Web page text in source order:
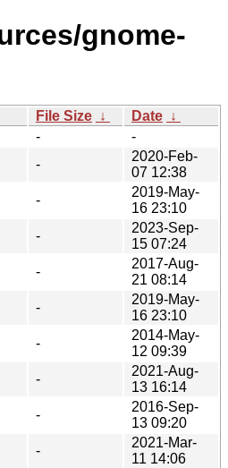
gnome-
File Size ↓ Date ↓
-
-
-
2020-Feb-
07 12:38
-
2019-May-
16 23:10
-
2023-Sep-
15 07:24
-
2017-Aug-
21 08:14
-
2019-May-
16 23:10
-
2014-May-
12 09:39
-
2021-Aug-
13 16:14
-
2016-Sep-
13 09:20
-
2021-Mar-
11 14:06